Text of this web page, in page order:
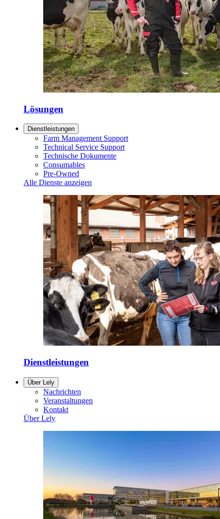
Lösungen
Dienstleistungen
Farm Management Support
Technical Service Support
Technische Dokumente
Consumables
Pre-Owned
Alle Dienste anzeigen
Dienstleistungen
Über Lely
Nachrichten
Veranstaltungen
Kontakt
Über Lely